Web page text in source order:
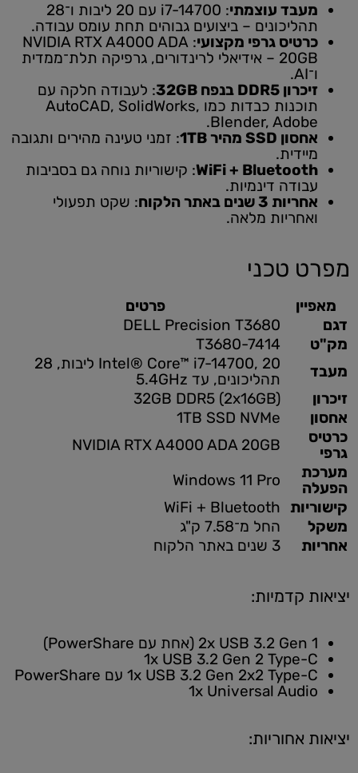
מעבד עוצמתי
: i7-14700 עם 20 ליבות ו־28
תהליכונים – ביצועים גבוהים תחת עומס עבודה.
כרטיס גרפי מקצועי : NVIDIA RTX A4000 ADA
20GB – אידיאלי לרינדורים, גרפיקה תלת־ממדית
ו־AI.
זיכרון DDR5 בנפח 32GB
: לעבודה חלקה עם
תוכנות כבדות כמו AutoCAD, SolidWorks,
Blender, Adobe.
אחסון SSD מהיר 1TB
: זמני טעינה מהירים ותגובה
מיידית.
WiFi + Bluetooth: קישוריות נוחה גם בסביבות
עבודה דינמיות.
אחריות 3 שנים באתר הלקוח
: שקט תפעולי
ואחריות מלאה.
מפרט טכני
מאפיין
פרטים
דגם
DELL Precision T3680
מק"ט
T3680-7414
מעבד
Intel® Core™ i7-14700, 20 ליבות, 28
תהליכונים, עד 5.4GHz
זיכרון
32GB DDR5 (2x16GB)
אחסון
1TB SSD NVMe
כרטיס
גרפי
NVIDIA RTX A4000 ADA 20GB
מערכת
הפעלה
Windows 11 Pro
קישוריות
WiFi + Bluetooth
משקל
החל מ־7.58 ק"ג
אחריות
3 שנים באתר הלקוח
יציאות קדמיות:
2x USB 3.2 Gen 1 (אחת עם PowerShare)
1x USB 3.2 Gen 2 Type-C
1x USB 3.2 Gen 2x2 Type-C עם PowerShare
1x Universal Audio
יציאות אחוריות: